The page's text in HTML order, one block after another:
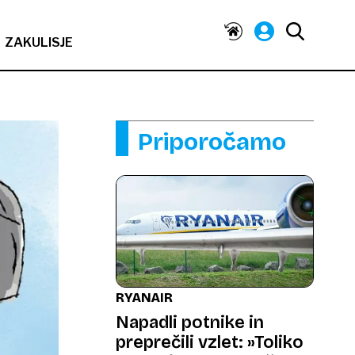
ZAKULISJE
Priporočamo
RYANAIR
Napadli potnike in
preprečili vzlet: »Toliko